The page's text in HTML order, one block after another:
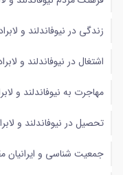
تحصیل در نیوفاندلند و
جمعیت شناسی و ایرانیان
جاذبه‌های گردشگری
دانستنی‌های جالب درباره
زندگی در نیوفاندلند و
اشتغال در نیوفاندلند و
مهاجرت به نیوفاندلند و
تحصیل در نیوفاندلند و
جمعیت شناسی و ایرانیان